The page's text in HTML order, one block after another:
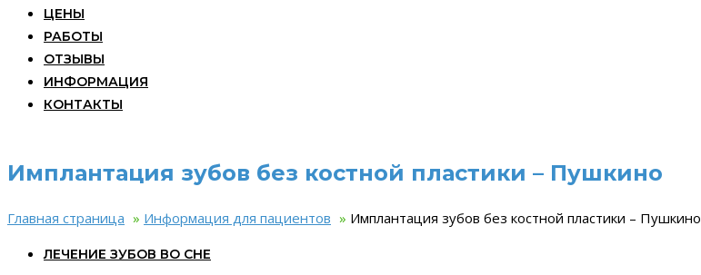
ЦЕНЫ
РАБОТЫ
ОТЗЫВЫ
ИНФОРМАЦИЯ
КОНТАКТЫ
Имплантация зубов без костной пластики – Пушкино
Главная страница » Информация для пациентов » Имплантация зубов без костной пластики – Пушкино
ЛЕЧЕНИЕ ЗУБОВ ВО СНЕ